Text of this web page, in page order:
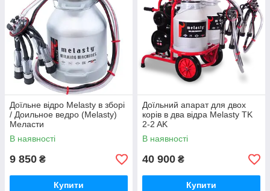
Доїльне відро Melasty в зборі
/ Доильное ведро (Melasty)
Меласти
В наявності
9 850 ₴
Купити
Доїльний апарат для двох
корів в два відра Melasty TK
2-2 AK
В наявності
40 900 ₴
Купити